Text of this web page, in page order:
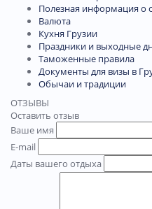
Полезная информация о
Валюта
Кухня Грузии
Праздники и выходные
Таможенные правила
Документы для визы в
Обычаи и традиции
ОТЗЫВЫ
Оставить отзыв
Ваше имя
E-mail
Даты вашего отдыха